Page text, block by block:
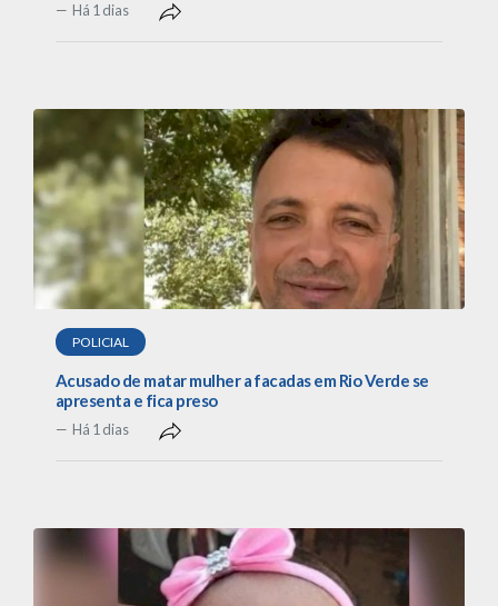
Há 1 dias
POLICIAL
Acusado de matar mulher a facadas em Rio Verde se
apresenta e fica preso
Há 1 dias